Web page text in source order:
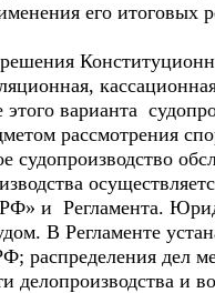
его итоговых
варианта
рассмотрения
судопроизводство
и Регламента.
В Регламенте
распределения дел
и